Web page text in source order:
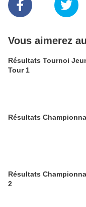
Vous aimerez
Résultats Tournoi
Tour 1
Résultats
Résultats
2